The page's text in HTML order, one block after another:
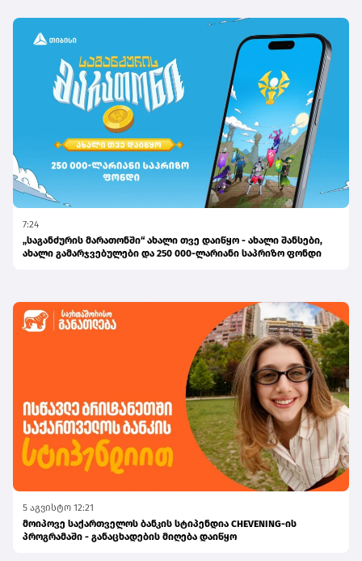
7:24
„საგანძურის მარათონში“ ახალი თვე დაიწყო - ახალი შანსები,
ახალი გამარჯვებულები და 250 000-ლარიანი საპრიზო ფონდი
5 აგვისტო 12:21
მოიპოვე საქართველოს ბანკის სტიპენდია CHEVENING-ის
პროგრამაში - განაცხადების მიღება დაიწყო